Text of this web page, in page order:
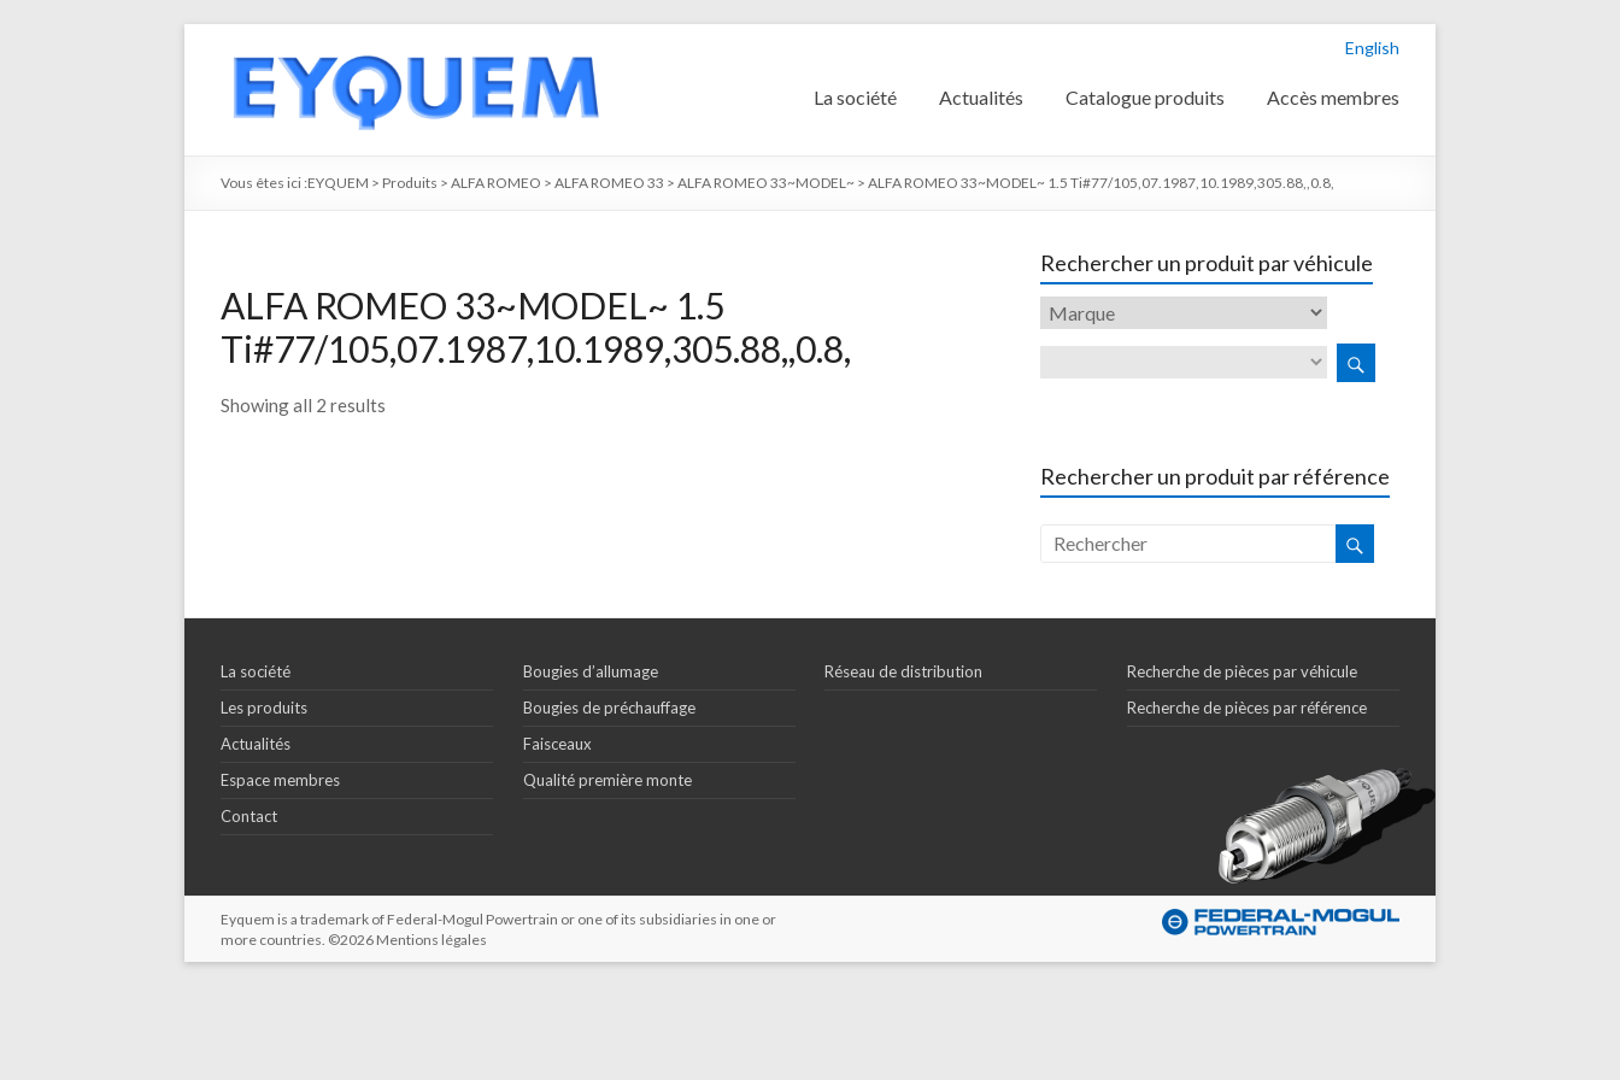
English
La société Actualités Catalogue produits Accès membres
Vous êtes ici :EYQUEM > Produits > ALFA ROMEO > ALFA ROMEO 33 > ALFA ROMEO 33~MODEL~ > ALFA ROMEO 33~MODEL~ 1.5 Ti#77/105,07.1987,10.1989,305.88,,0.8,
ALFA ROMEO 33~MODEL~ 1.5
Ti#77/105,07.1987,10.1989,305.88,,0.8,
Showing all 2 results
Rechercher un produit par véhicule
Rechercher un produit par référence
La société
Les produits
Actualités
Espace membres
Contact
Bougies d’allumage
Bougies de préchauffage
Faisceaux
Qualité première monte
Réseau de distribution
Recherche de pièces par véhicule
Recherche de pièces par référence
Eyquem is a trademark of Federal-Mogul Powertrain or one of its subsidiaries in one or
more countries. ©2026 Mentions légales